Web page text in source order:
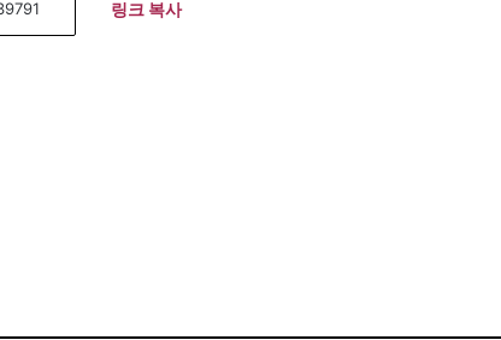
링크 복사